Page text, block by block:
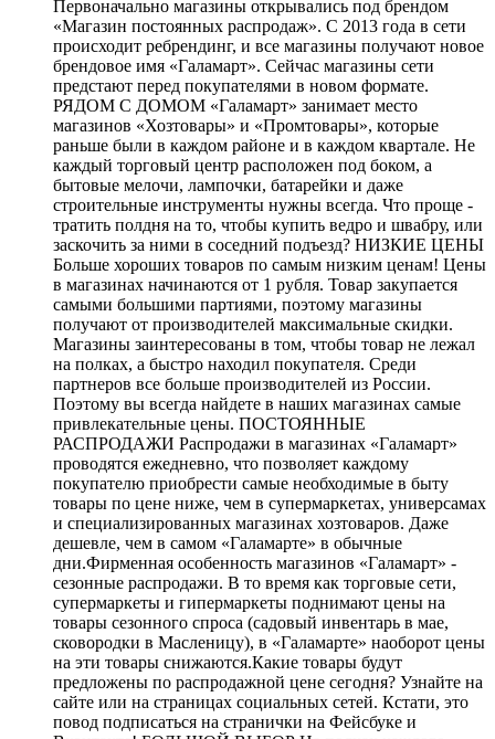
Первоначально магазины открывались под брендом
«Магазин постоянных распродаж». С 2013 года в сети
происходит ребрендинг, и все магазины получают новое
брендовое имя «Галамарт». Сейчас магазины сети
предстают перед покупателями в новом формате.
РЯДОМ С ДОМОМ «Галамарт» занимает место
магазинов «Хозтовары» и «Промтовары», которые
раньше были в каждом районе и в каждом квартале. Не
каждый торговый центр расположен под боком, а
бытовые мелочи, лампочки, батарейки и даже
строительные инструменты нужны всегда. Что проще -
тратить полдня на то, чтобы купить ведро и швабру, или
заскочить за ними в соседний подъезд? НИЗКИЕ ЦЕНЫ
Больше хороших товаров по самым низким ценам! Цены
в магазинах начинаются от 1 рубля. Товар закупается
самыми большими партиями, поэтому магазины
получают от производителей максимальные скидки.
Магазины заинтересованы в том, чтобы товар не лежал
на полках, а быстро находил покупателя. Среди
партнеров все больше производителей из России.
Поэтому вы всегда найдете в наших магазинах самые
привлекательные цены. ПОСТОЯННЫЕ
РАСПРОДАЖИ Распродажи в магазинах «Галамарт»
проводятся ежедневно, что позволяет каждому
покупателю приобрести самые необходимые в быту
товары по цене ниже, чем в супермаркетах, универсамах
и специализированных магазинах хозтоваров. Даже
дешевле, чем в самом «Галамарте» в обычные
дни.Фирменная особенность магазинов «Галамарт» -
сезонные распродажи. В то время как торговые сети,
супермаркеты и гипермаркеты поднимают цены на
товары сезонного спроса (садовый инвентарь в мае,
сковородки в Масленицу), в «Галамарте» наоборот цены
на эти товары снижаются.Какие товары будут
предложены по распродажной цене сегодня? Узнайте на
сайте или на страницах социальных сетей. Кстати, это
повод подписаться на странички на Фейсбуке и